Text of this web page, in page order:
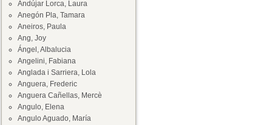
Andújar Lorca, Laura
Anegón Pla, Tamara
Aneiros, Paula
Ang, Joy
Ángel, Albalucia
Angelini, Fabiana
Anglada i Sarriera, Lola
Anguera, Frederic
Anguera Cañellas, Mercè
Angulo, Elena
Angulo Aguado, María